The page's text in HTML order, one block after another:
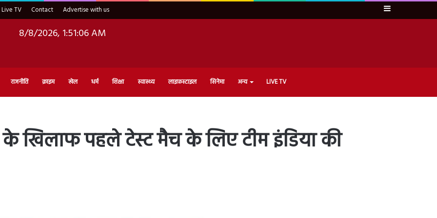
Live TV Contact Advertise with us Sidebar
8/8/2026, 1:51:07 AM
राजनीति क्राइम खेल धर्म शिक्षा स्वास्थ्य लाइफ़स्टाइल सिनेमा अन्य LIVE TV
खिलाफ पहले टेस्ट मैच के लिए टीम इंडिया की